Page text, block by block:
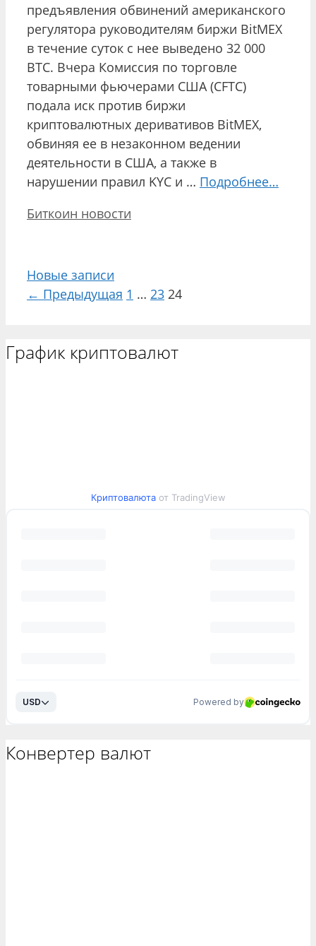
предъявления обвинений американского
регулятора руководителям биржи BitMEX
в течение суток с нее выведено 32 000
BTC. Вчера Комиссия по торговле
товарными фьючерами США (CFTC)
подала иск против биржи
криптовалютных деривативов BitMEX,
обвиняя ее в незаконном ведении
деятельности в США, а также в
нарушении правил KYC и … Подробнее…
Рубрики
Биткоин новости
Навигация
записи
Новые записи
← Предыдущая Страница
1 … Страница
23 Страница
24
График криптовалют
Криптовалютаот TradingView
Конвертер валют